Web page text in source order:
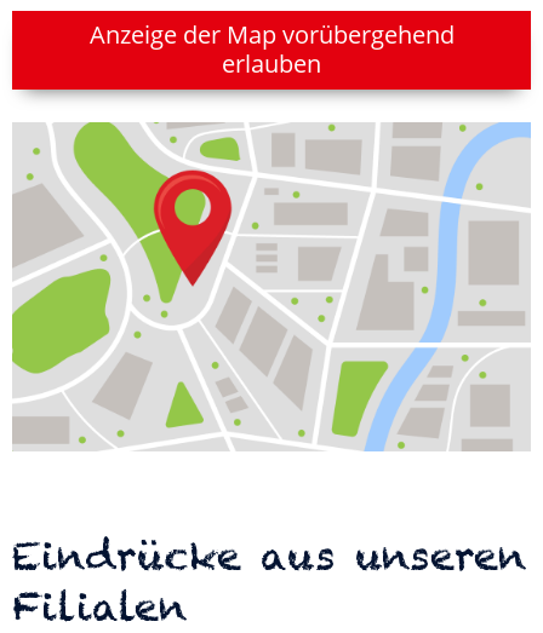
Anzeige der Map vorübergehend
erlauben
Eindrücke aus unseren
Filialen